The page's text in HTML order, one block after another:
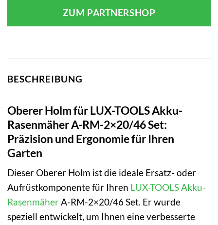
ZUM PARTNERSHOP
BESCHREIBUNG
Oberer Holm für LUX-TOOLS Akku-
Rasenmäher A-RM-2×20/46 Set:
Präzision und Ergonomie für Ihren
Garten
Dieser Oberer Holm ist die ideale Ersatz- oder
Aufrüstkomponente für Ihren LUX-TOOLSAkku-
RasenmäherA-RM-2×20/46 Set. Er wurde
speziell entwickelt, um Ihnen eine verbesserte